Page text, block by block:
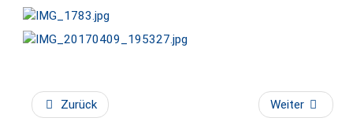
AdmirorGallery 5.2.0, author/s
Zurück Weiter